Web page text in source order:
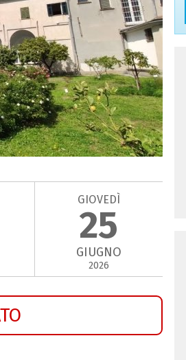
GIOVEDÌ
25
GIUGNO
2026